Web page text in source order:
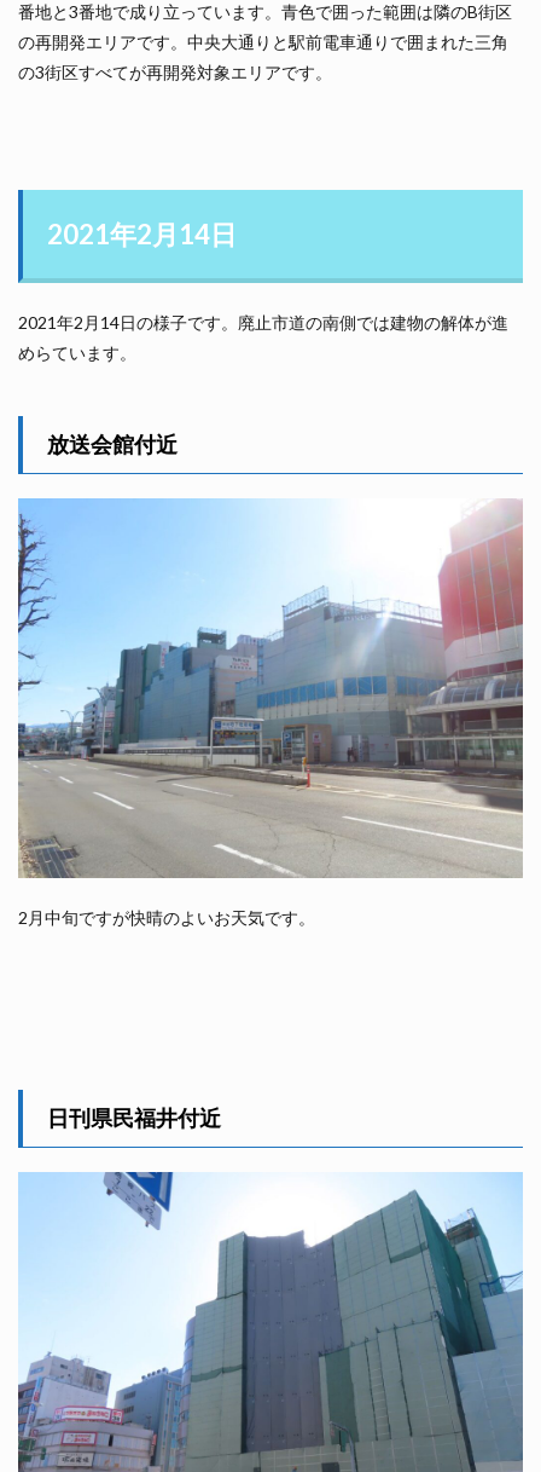
番地と3番地で成り立っています。青色で囲った範囲は隣のB街区
の再開発エリアです。中央大通りと駅前電車通りで囲まれた三角
の3街区すべてが再開発対象エリアです。
2021年2月14日
2021年2月14日の様子です。廃止市道の南側では建物の解体が進
めらています。
放送会館付近
2月中旬ですが快晴のよいお天気です。
日刊県民福井付近